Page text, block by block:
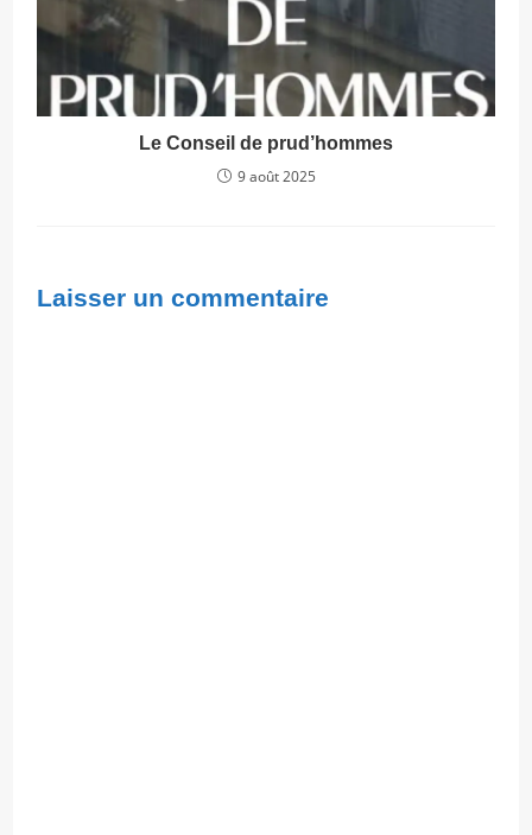
Le Conseil de prud’hommes
9 août 2025
Laisser un commentaire